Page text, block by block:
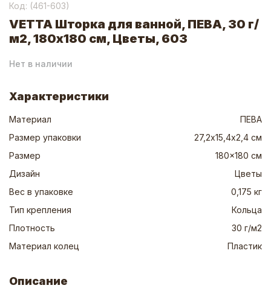
Код: (461-603)
VETTA Шторка для ванной, ПЕВА, 30 г/
м2, 180x180 см, Цветы, 603
Нет в наличии
Характеристики
Материал
ПЕВА
Размер упаковки
27,2х15,4х2,4 см
Размер
180x180 см
Дизайн
Цветы
Вес в упаковке
0,175 кг
Тип крепления
Кольца
Плотность
30 г/м2
Материал колец
Пластик
Описание